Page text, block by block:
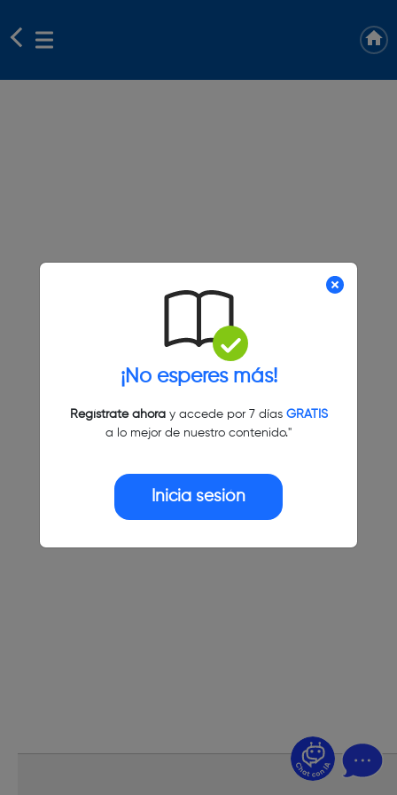
¡No esperes más!
Regístrate ahoray accede por 7 días GRATIS
a lo mejor de nuestro contenido."
Inicia sesión